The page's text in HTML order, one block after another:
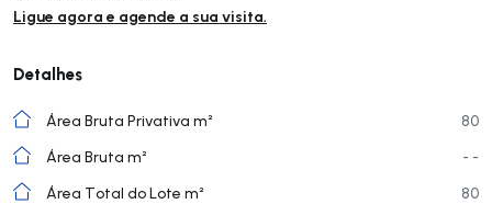
Ligue agora e agende a sua visita.
Detalhes
Área Bruta Privativa m²
80
Área Bruta m²
- -
Área Total do Lote m²
80